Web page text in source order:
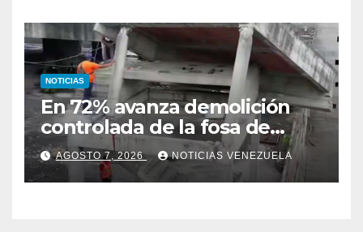
NOTICIAS
En 72% avanza demolición
controlada de la fosa de
ascensores en la Torre de
David
AGOSTO 7, 2026 NOTICIAS VENEZUELA